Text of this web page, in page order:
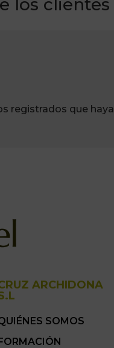
los clientes
registrados que
ARCHIDONA
SOMOS